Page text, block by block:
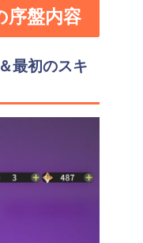
序盤内容
最初のスキ